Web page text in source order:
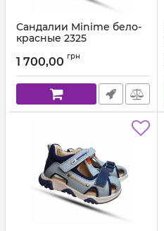
Сандалии Minime бело-
красные 2325
1 700,00 грн